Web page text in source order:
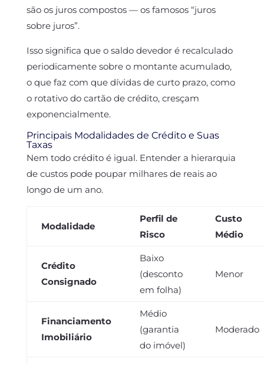
são os juros compostos — os famosos “juros
sobre juros”.
Isso significa que o saldo devedor é recalculado
periodicamente sobre o montante acumulado,
o que faz com que dívidas de curto prazo, como
o rotativo do cartão de crédito, cresçam
exponencialmente.
Principais Modalidades de Crédito e Suas
Taxas
Nem todo crédito é igual. Entender a hierarquia
de custos pode poupar milhares de reais ao
longo de um ano.
Modalidade
Perfil de
Risco
Custo
Médio
Crédito
Consignado
Baixo
(desconto
em folha)
Menor
Financiamento
Imobiliário
Médio
(garantia
do imóvel)
Moderado